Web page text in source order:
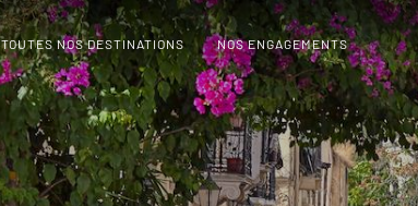
TOUTES NOS DESTINATIONS NOS ENGAGEMENTS